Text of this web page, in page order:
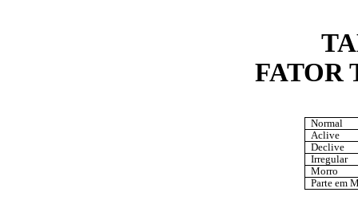
FATOR
Normal
Aclive
Declive
Irregular
Morro
Parte em